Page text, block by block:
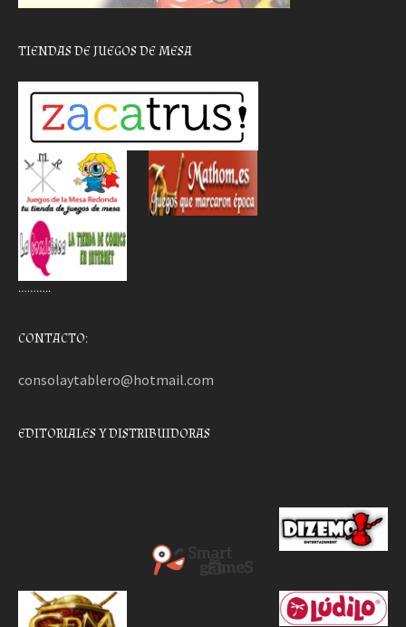
TIENDAS DE JUEGOS DE MESA
………..
CONTACTO:
consolaytablero@hotmail.com
EDITORIALES Y DISTRIBUIDORAS